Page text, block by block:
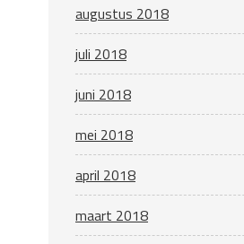
augustus 2018
juli 2018
juni 2018
mei 2018
april 2018
maart 2018